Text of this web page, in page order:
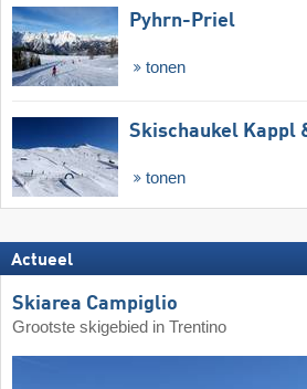
Pyhrn-Priel
tonen
Skischaukel Kappl
tonen
Actueel
Skiarea Campiglio
Grootste skigebied in Trentino